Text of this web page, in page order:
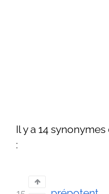
Il y a 14
: